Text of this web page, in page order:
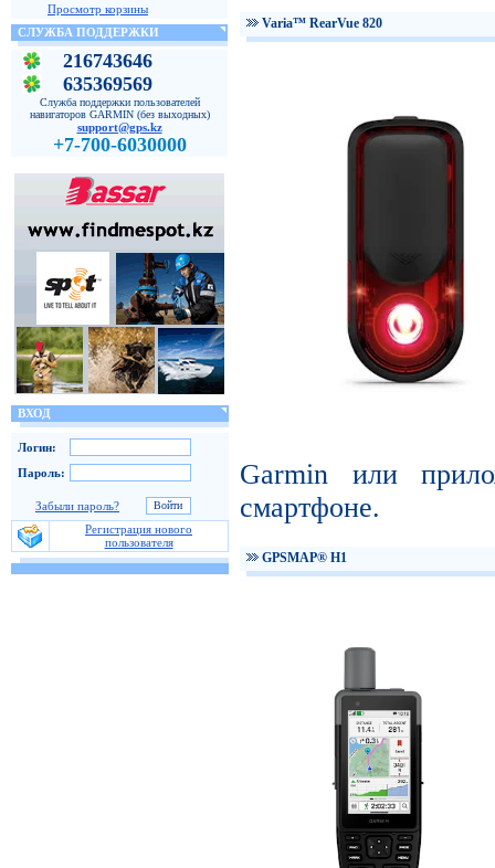
Просмотр корзины
СЛУЖБА ПОДДЕРЖКИ
216743646
635369569
Служба поддержки пользователей
навигаторов GARMIN (без выходных)
support@gps.kz
+7-700-6030000
ВХОД
Логин:
Пароль:
Забыли пароль?
Регистрация нового
пользователя
Varia™ RearVue 820
Garmin или
смартфоне.
GPSMAP® H1